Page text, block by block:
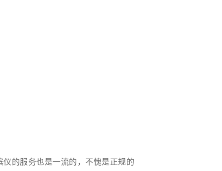
的服务也是一流的，不愧是正规的